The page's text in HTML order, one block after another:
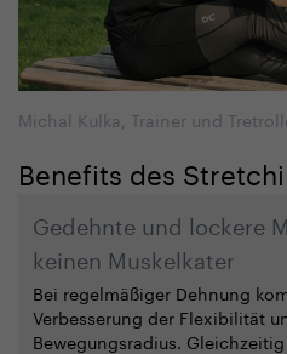
Michal Kulka, Trainer und
Benefits des
Gedehnte und lockere
keinen Muskelkater
Bei regelmäßiger Dehnung
Verbesserung der Flexibilität
Bewegungsradius.